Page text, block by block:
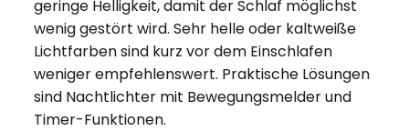
geringe Helligkeit, damit der Schlaf möglichst
wenig gestört wird. Sehr helle oder kaltweiße
Lichtfarben sind kurz vor dem Einschlafen
weniger empfehlenswert. Praktische Lösungen
sind Nachtlichter mit Bewegungsmelder und
Timer-Funktionen.